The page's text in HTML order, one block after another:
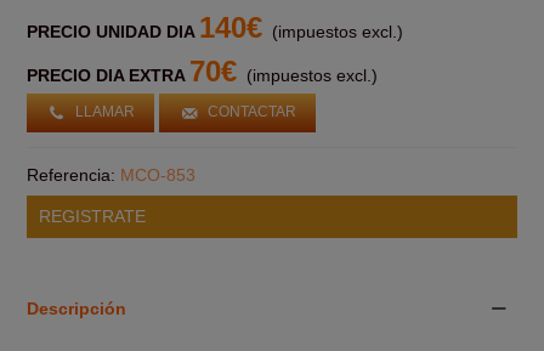
PRECIO UNIDAD DIA 140€ (impuestos excl.)
PRECIO DIA EXTRA 70€ (impuestos excl.)
LLAMAR CONTACTAR
Referencia: MCO-853
REGISTRATE
Descripción